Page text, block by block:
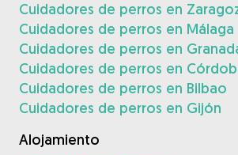
Cuidadores de perros en
Cuidadores de perros en Málaga
Cuidadores de perros en
Cuidadores de perros en
Cuidadores de perros en Bilbao
Cuidadores de perros en Gijón
Alojamiento